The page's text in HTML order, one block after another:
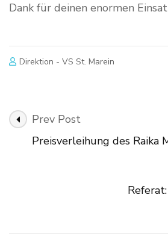
Dank für deinen enormen
Direktion - VS St. Marein
Post
Navigation
Prev Post
Preisverleihung des